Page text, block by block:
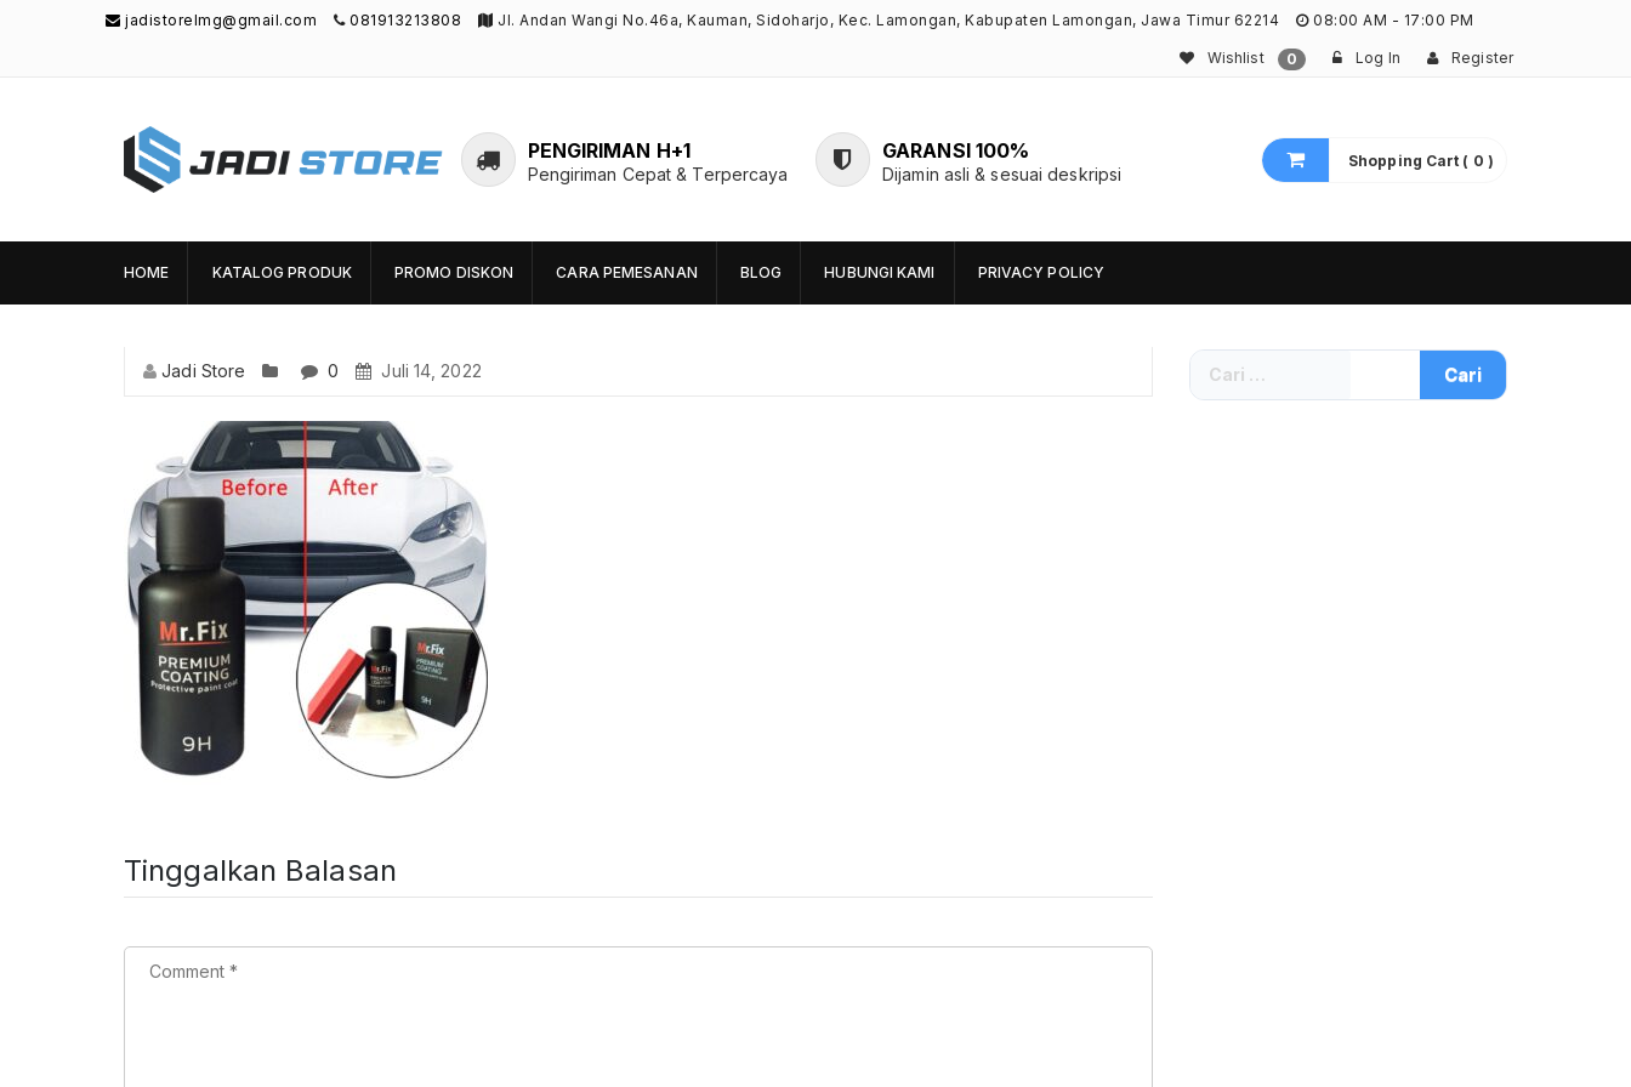
jadistorelmg@gmail.com 081913213808 Jl. Andan Wangi No.46a, Kauman, Sidoharjo, Kec. Lamongan, Kabupaten Lamongan, Jawa Timur 62214 08:00 AM - 17:00 PM
Wishlist 0 Log In Register
Jadi Store
Unik di Lamongan
PENGIRIMAN H+1
Pengiriman Cepat & Terpercaya
GARANSI 100%
Dijamin asli & sesuai deskripsi
Shopping Cart ( 0 )
HOME KATALOG PRODUK PROMO DISKON CARA PEMESANAN BLOG HUBUNGI KAMI PRIVACY POLICY
Jadi Store 0 Juli 14, 2022
Tinggalkan Balasan
Cari
untuk: